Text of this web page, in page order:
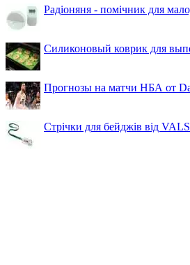
Радіоняня - помічник для
Силиконовый коврик для
Прогнозы на матчи НБА от
Стрічки для бейджів від VALS